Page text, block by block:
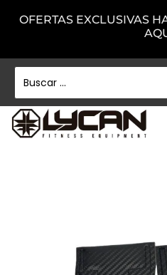
OFERTAS EXCLUSIVAS